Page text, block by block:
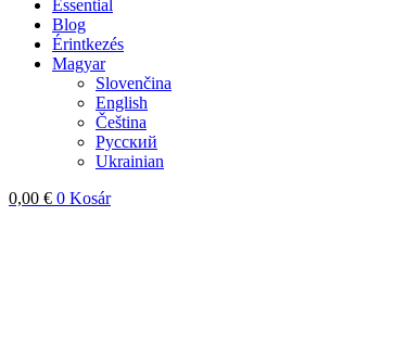
Essential
Blog
Érintkezés
Magyar
Slovenčina
English
Čeština
Русский
Ukrainian
0,00 € 0 Kosár